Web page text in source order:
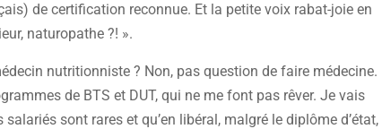
de certification reconnue. Et la petite voix rabat-joie en
naturopathe ?! ».
nutritionniste ? Non, pas question de faire médecine.
de BTS et DUT, qui ne me font pas rêver. Je vais
sont rares et qu’en libéral, malgré le diplôme d’état,